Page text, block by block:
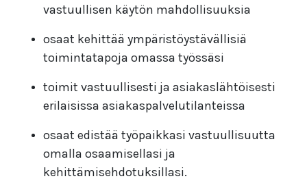
vastuullisen käytön mahdollisuuksia
osaat kehittää ympäristöystävällisiä
toimintatapoja omassa työssäsi
toimit vastuullisesti ja asiakaslähtöisesti
erilaisissa asiakaspalvelutilanteissa
osaat edistää työpaikkasi vastuullisuutta
omalla osaamisellasi ja
kehittämisehdotuksillasi.